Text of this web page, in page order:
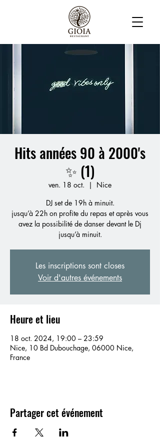
Hits années 90 à 2000's
✨ (1)
ven. 18 oct.
  |
Nice
DJ set de 19h à minuit.
jusqu’à 22h on profite du repas et après vous
avez la possibilité de danser devant le Dj
jusqu’à minuit.
Les inscriptions sont closes
Voir d'autres événements
Heure et lieu
18 oct. 2024, 19:00 – 23:59
Nice, 10 Bd Dubouchage, 06000 Nice,
France
Partager cet événement